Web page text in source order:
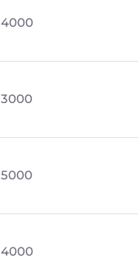
4000
3000
5000
4000